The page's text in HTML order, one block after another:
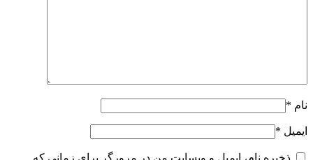
نام *
ایمیل *
ذخیره نام، ایمیل و وبسایت من در مرورگر برای زمانی که